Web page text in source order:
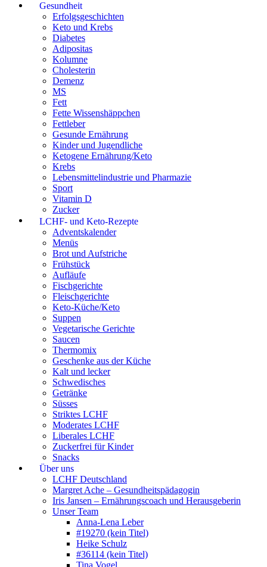
Gesundheit
Erfolgsgeschichten
Keto und Krebs
Diabetes
Adipositas
Kolumne
Cholesterin
Demenz
MS
Fett
Fette Wissenshäppchen
Fettleber
Gesunde Ernährung
Kinder und Jugendliche
Ketogene Ernährung/Keto
Krebs
Lebensmittelindustrie und Pharmazie
Sport
Vitamin D
Zucker
LCHF- und Keto-Rezepte
Adventskalender
Menüs
Brot und Aufstriche
Frühstück
Aufläufe
Fischgerichte
Fleischgerichte
Keto-Küche/Keto
Suppen
Vegetarische Gerichte
Saucen
Thermomix
Geschenke aus der Küche
Kalt und lecker
Schwedisches
Getränke
Süsses
Striktes LCHF
Moderates LCHF
Liberales LCHF
Zuckerfrei für Kinder
Snacks
Über uns
LCHF Deutschland
Margret Ache – Gesundheitspädagogin
Iris Jansen – Ernährungscoach und Herausgeberin
Unser Team
Anna-Lena Leber
#19270 (kein Titel)
Heike Schulz
#36114 (kein Titel)
Tina Vogel